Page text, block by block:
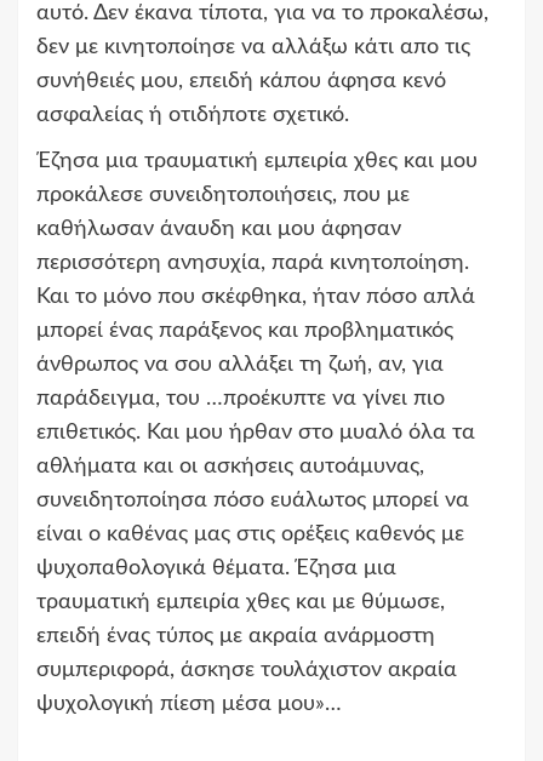
αυτό. Δεν έκανα τίποτα, για να το προκαλέσω,
δεν με κινητοποίησε να αλλάξω κάτι απο τις
συνήθειές μου, επειδή κάπου άφησα κενό
ασφαλείας ή οτιδήποτε σχετικό.
Έζησα μια τραυματική εμπειρία χθες και μου
προκάλεσε συνειδητοποιήσεις, που με
καθήλωσαν άναυδη και μου άφησαν
περισσότερη ανησυχία, παρά κινητοποίηση.
Και το μόνο που σκέφθηκα, ήταν πόσο απλά
μπορεί ένας παράξενος και προβληματικός
άνθρωπος να σου αλλάξει τη ζωή, αν, για
παράδειγμα, του …προέκυπτε να γίνει πιο
επιθετικός. Και μου ήρθαν στο μυαλό όλα τα
αθλήματα και οι ασκήσεις αυτοάμυνας,
συνειδητοποίησα πόσο ευάλωτος μπορεί να
είναι ο καθένας μας στις ορέξεις καθενός με
ψυχοπαθολογικά θέματα. Έζησα μια
τραυματική εμπειρία χθες και με θύμωσε,
επειδή ένας τύπος με ακραία ανάρμοστη
συμπεριφορά, άσκησε τουλάχιστον ακραία
ψυχολογική πίεση μέσα μου»…